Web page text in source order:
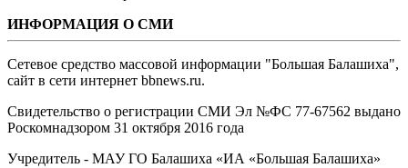
ИНФОРМАЦИЯ О СМИ
Сетевое средство массовой информации "Большая Балашиха",
сайт в сети интернет bbnews.ru.
Свидетельство о регистрации СМИ Эл №ФС ‎77-67562 выдано
Роскомнадзором 31 октября 2016 года
Учредитель - МАУ ГО Балашиха «ИА «Большая Балашиха»